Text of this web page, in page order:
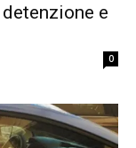
e
0